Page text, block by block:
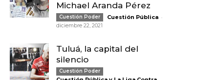
Michael Aranda Pérez
Cuestión Poder Cuestión Pública -
diciembre 22, 2021
Tuluá, la capital del
silencio
Cuestión Poder